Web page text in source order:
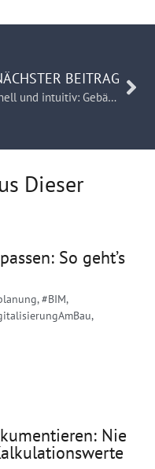
BEITRAG
Schnell und intuitiv: Gebäudeplanung mit ARCHLine.XP in nur 14 Minuten
Dieser
So geht’s
,#BIM,
,
Nie